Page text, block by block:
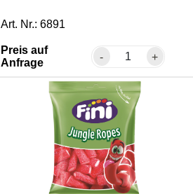
Art. Nr.: 6891
Preis auf
Anfrage
- +